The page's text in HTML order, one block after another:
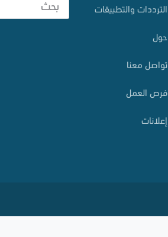
الترددات والتطبيقات
حول
تواصل معنا
فرص العمل
إعلانات